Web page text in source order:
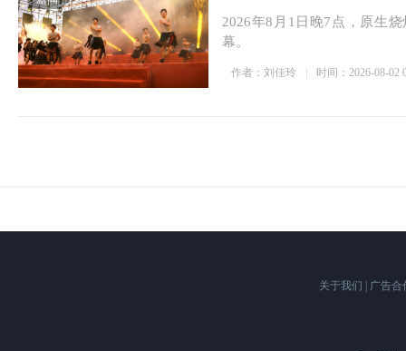
2026年8月1日晚7点，原生
幕。
作者：刘佳玲 时间：2026-08-02
关于我们 广告